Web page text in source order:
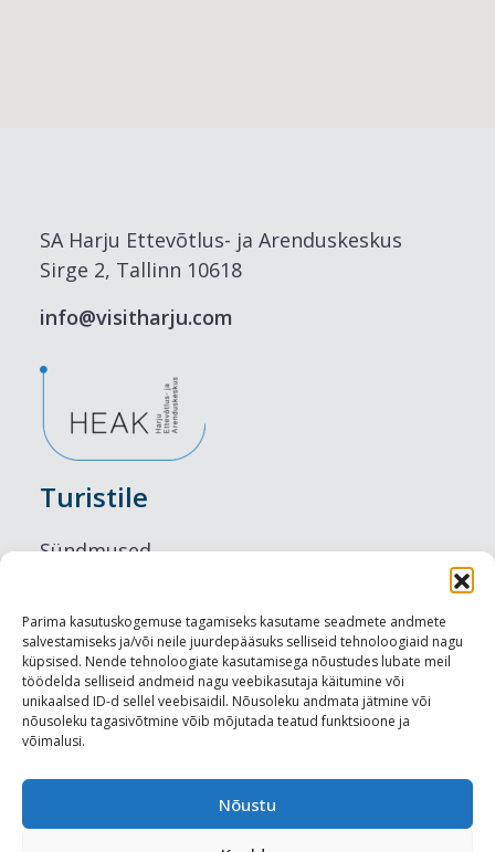
Parima kasutuskogemuse tagamiseks kasutame seadmete andmete
salvestamiseks ja/või neile juurdepääsuks selliseid tehnoloogiaid nagu
küpsised. Nende tehnoloogiate kasutamisega nõustudes lubate meil
töödelda selliseid andmeid nagu veebikasutaja käitumine või
unikaalsed ID-d sellel veebisaidil. Nõusoleku andmata jätmine või
nõusoleku tagasivõtmine võib mõjutada teatud funktsioone ja
võimalusi.
Nõustu
SA Harju Ettevõtlus- ja Arenduskeskus
Sirge 2, Tallinn 10618
info@visitharju.com
Turistile
Sündmused
Maitseelamused
Vaatamisväärsused
Visit Tallinn
Turismiprofessionaalile